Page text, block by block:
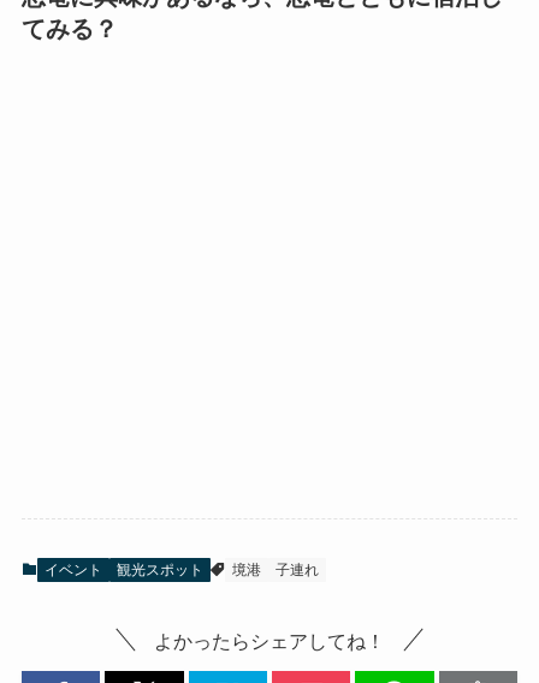
てみる？
イベント 観光スポット 境港 子連れ
よかったらシェアしてね！